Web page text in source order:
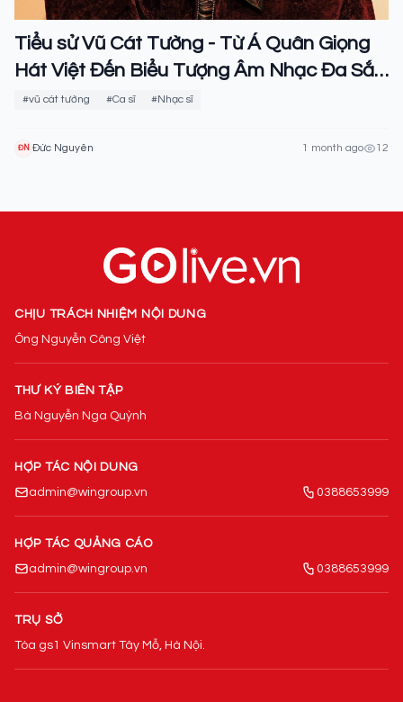
Tiểu sử Vũ Cát Tường - Từ Á Quân Giọng
Hát Việt Đến Biểu Tượng Âm Nhạc Đa Sắc
Màu
#vũ cát tường #Ca sĩ #Nhạc sĩ
ĐN Đức Nguyên 1 month ago 12
CHỊU TRÁCH NHIỆM NỘI DUNG
Ông Nguyễn Công Việt
THƯ KÝ BIÊN TẬP
Bà Nguyễn Nga Quỳnh
HỢP TÁC NỘI DUNG
admin@wingroup.vn
0388653999
HỢP TÁC QUẢNG CÁO
admin@wingroup.vn
0388653999
TRỤ SỞ
Tòa gs1 Vinsmart Tây Mỗ, Hà Nội.